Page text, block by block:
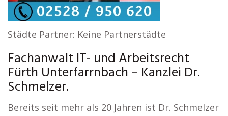
Städte Partner: Keine Partnerstädte
Fachanwalt IT- und Arbeitsrecht
Fürth Unterfarrnbach – Kanzlei Dr.
Schmelzer.
Bereits seit mehr als 20 Jahren ist Dr. Schmelzer